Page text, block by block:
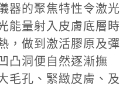
器的聚焦特性令激光
能量射入皮膚底層時
，做到激活膠原及彈
凸洞便自然逐漸撫
毛孔、緊緻皮膚、及